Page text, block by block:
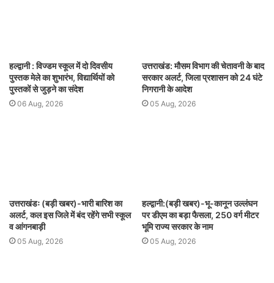
हल्द्वानी : विज्डम स्कूल में दो दिवसीय
पुस्तक मेले का शुभारंभ, विद्यार्थियों को
पुस्तकों से जुड़ने का संदेश
06 Aug, 2026
उत्तराखंड: मौसम विभाग की चेतावनी के बाद
सरकार अलर्ट, जिला प्रशासन को 24 घंटे
निगरानी के आदेश
05 Aug, 2026
उत्तराखंडः (बड़ी खबर)-भारी बारिश का
अलर्ट, कल इस जिले में बंद रहेंगे सभी स्कूल
व आंगनबाड़ी
05 Aug, 2026
हल्द्वानी:(बड़ी खबर)-भू-कानून उल्लंघन
पर डीएम का बड़ा फैसला, 250 वर्ग मीटर
भूमि राज्य सरकार के नाम
05 Aug, 2026